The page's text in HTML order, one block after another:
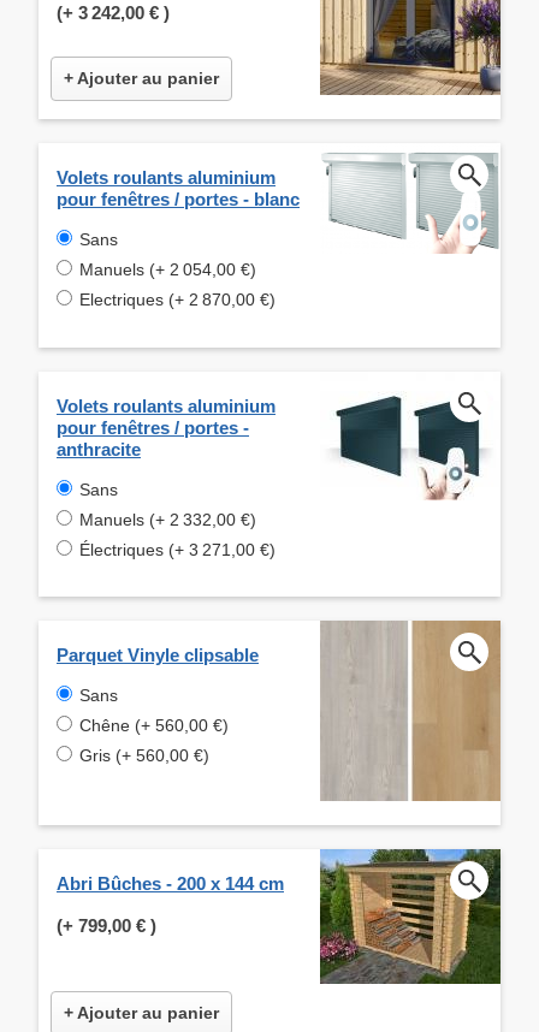
(+ 3 242,00 € )
+ Ajouter au panier
Volets roulants aluminium
pour fenêtres / portes - blanc
Sans
Manuels (+ 2 054,00 €)
Electriques (+ 2 870,00 €)
Volets roulants aluminium
pour fenêtres / portes -
anthracite
Sans
Manuels (+ 2 332,00 €)
Électriques (+ 3 271,00 €)
Parquet Vinyle clipsable
Sans
Chêne (+ 560,00 €)
Gris (+ 560,00 €)
Abri Bûches - 200 x 144 cm
(+ 799,00 € )
+ Ajouter au panier